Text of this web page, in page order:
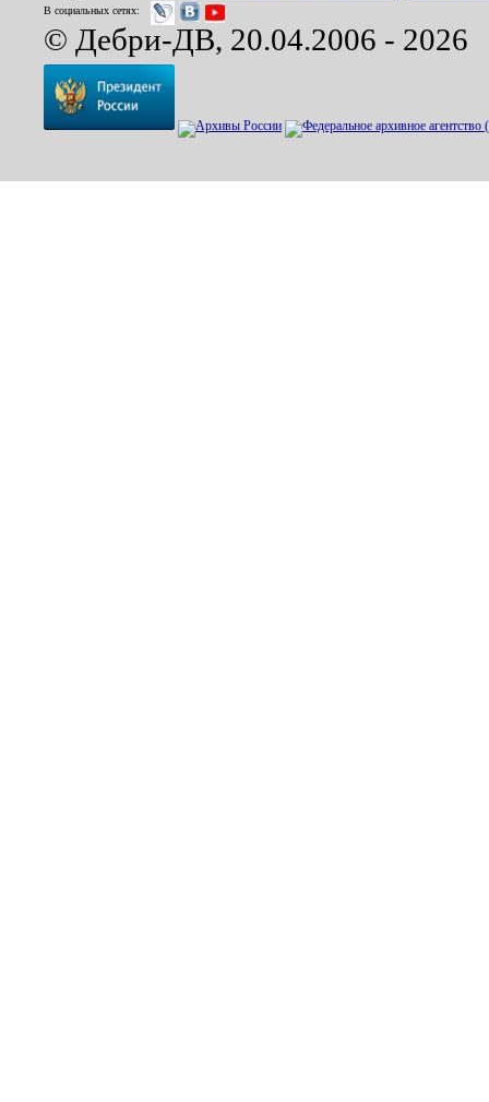
В социальных сетях:
© Дебри-ДВ, 20.04.2006 - 2026